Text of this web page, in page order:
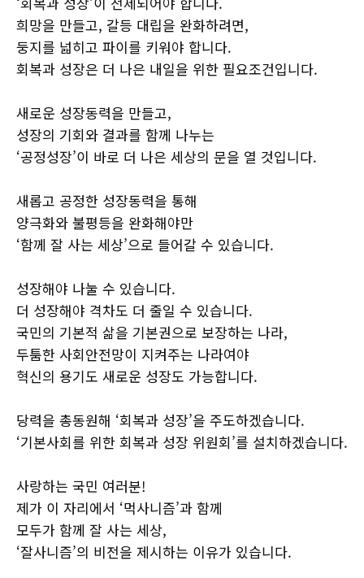
희망을 만들고, 갈등 대립을 완화하려면,
둥지를 넓히고 파이를 키워야 합니다.
회복과 성장은 더 나은 내일을 위한 필요조건입니다.
새로운 성장동력을 만들고,
성장의 기회와 결과를 함께 나누는
‘공정성장’이 바로 더 나은 세상의 문을 열 것입니다.
새롭고 공정한 성장동력을 통해
양극화와 불평등을 완화해야만
‘함께 잘 사는 세상’으로 들어갈 수 있습니다.
성장해야 나눌 수 있습니다.
더 성장해야 격차도 더 줄일 수 있습니다.
국민의 기본적 삶을 기본권으로 보장하는 나라,
두툼한 사회안전망이 지켜주는 나라여야
혁신의 용기도 새로운 성장도 가능합니다.
당력을 총동원해 ‘회복과 성장’을 주도하겠습니다.
‘기본사회를 위한 회복과 성장 위원회’를 설치하겠습니다.
사랑하는 국민 여러분!
제가 이 자리에서 ‘먹사니즘’과 함께
모두가 함께 잘 사는 세상,
‘잘사니즘’의 비전을 제시하는 이유가 있습니다.